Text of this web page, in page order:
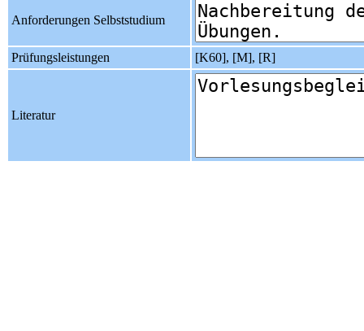
Anforderungen Selbststudium
Prüfungsleistungen [K60], [M], [R]
Literatur